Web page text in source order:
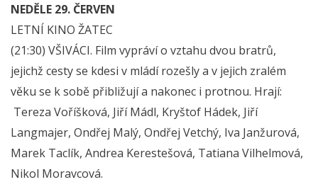
NEDĚLE 29. ČERVEN
LETNÍ KINO ŽATEC
(21:30) VŠIVÁCI. Film vypráví o vztahu dvou bratrů,
jejichž cesty se kdesi v mládí rozešly a v jejich zralém
věku se k sobě přibližují a nakonec i protnou. Hrají:
Tereza Voříšková, Jiří Mádl, Kryštof Hádek, Jiří
Langmajer, Ondřej Malý, Ondřej Vetchý, Iva Janžurová,
Marek Taclík, Andrea Kerestešová, Tatiana Vilhelmová,
Nikol Moravcová.